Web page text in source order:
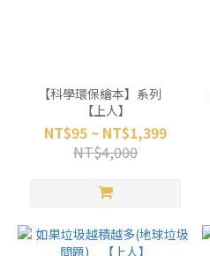
【科學環保繪本】系列
【上人】
NT$95 ~ NT$1,399
NT$4,000